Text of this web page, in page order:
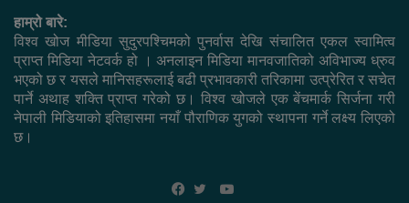
हाम्रो बारे:
विश्व खोज मीडिया सुदुरपश्चिमको पुनर्वास देखि संचालित एकल स्वामित्व
प्राप्त मिडिया नेटवर्क हो । अनलाइन मिडिया मानवजातिको अविभाज्य ध्रुव
भएको छ र यसले मानिसहरूलाई बढी प्रभावकारी तरिकामा उत्प्रेरित र सचेत
पार्ने अथाह शक्ति प्राप्त गरेको छ। विश्व खोजले एक बेंचमार्क सिर्जना गरी
नेपाली मिडियाको इतिहासमा नयाँ पौराणिक युगको स्थापना गर्ने लक्ष्य लिएको
छ।
YouTube